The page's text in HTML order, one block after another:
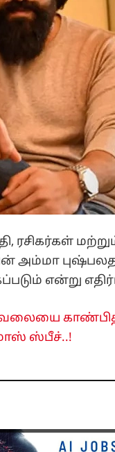
ரசிகர்கள்
அம்மா
என்று
ஸ்பீச்..!